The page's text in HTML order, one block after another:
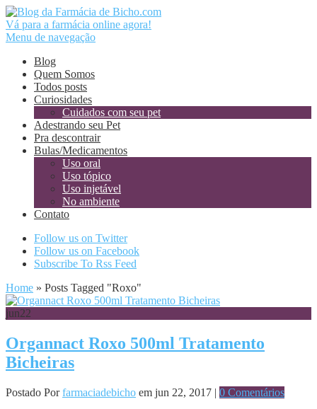
Vá para a farmácia online agora!
Menu de navegação
Blog
Quem Somos
Todos posts
Curiosidades
Cuidados com seu pet
Adestrando seu Pet
Pra descontrair
Bulas/Medicamentos
Uso oral
Uso tópico
Uso injetável
No ambiente
Contato
Follow us on Twitter
Follow us on Facebook
Subscribe To Rss Feed
Home » Posts Tagged "Roxo"
jun22
Organnact Roxo 500ml Tratamento
Bicheiras
Postado Porfarmaciadebicho em jun 22, 2017 | 0 Comentários